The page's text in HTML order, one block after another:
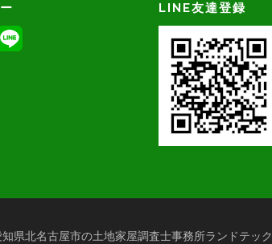
LINE友達登録
県北名古屋市の土地家屋調査士事務所ランドテック